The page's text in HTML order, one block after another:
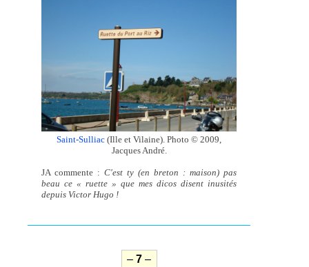
Saint-Sulliac (Ille et Vilaine). Photo © 2009,
Jacques André.
JA commente :C'est ty (en breton : maison) pas
beau ce « ruette » que mes dicos disent inusités
depuis Victor Hugo !
–7 –